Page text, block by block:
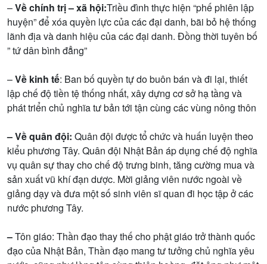
–Về chính trị – xã hội:Triều đình thực hiện “phế phiên lập
huyện” để xóa quyền lực của các đại danh, bãi bỏ hệ thống
lãnh địa và danh hiệu của các đại danh. Đồng thời tuyên bố
” tứ dân bình đẳng”
–Về kinh tế: Ban bố quyền tự do buôn bán và đi lại, thiết
lập chế độ tiền tệ thống nhất, xây dựng cơ sở hạ tầng và
phát triển chủ nghĩa tư bản tới tận cùng các vùng nông thôn
– Về quân đội: Quân đội được tổ chức và huấn luyện theo
kiểu phương Tây. Quân đội Nhật Bản áp dụng chế độ nghĩa
vụ quân sự thay cho chế độ trưng binh, tăng cường mua và
sản xuất vũ khí đạn dược. Mời giảng viên nước ngoài về
giảng dạy và đưa một số sinh viên sĩ quan đi học tập ở các
nước phương Tây.
–Tôn giáo: Thần đạo thay thế cho phật giáo trở thành quốc
đạo của Nhật Bản, Thần đạo mang tư tưởng chủ nghĩa yêu